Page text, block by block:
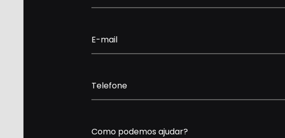
E-mail
Telefone
Como podemos ajudar?